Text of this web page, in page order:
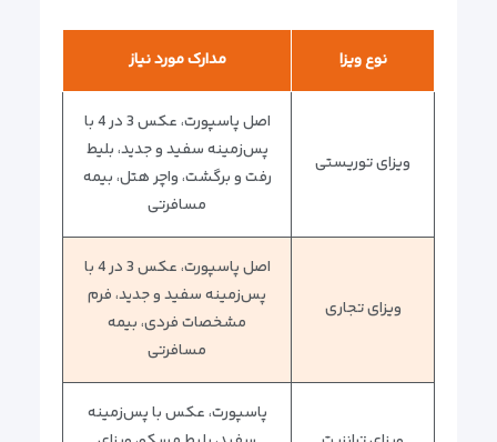
نوع ویزا مدارک مورد نیاز
ویزای توریستی
اصل پاسپورت، عکس 3 در 4 با
پس‌زمینه سفید و جدید، بلیط
رفت و برگشت، واچر هتل، بیمه
مسافرتی
ویزای تجاری
اصل پاسپورت، عکس 3 در 4 با
پس‌زمینه سفید و جدید، فرم
مشخصات فردی، بیمه
مسافرتی
پاسپورت، عکس با پس‌زمینه